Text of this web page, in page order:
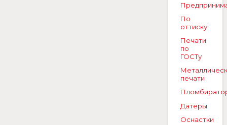
По
оттиску
Печати
по
ГОСТу
печати
Датеры
Оснастки